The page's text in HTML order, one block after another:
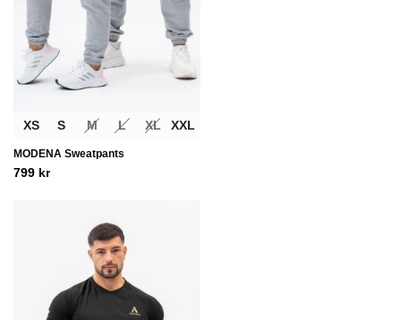
XS S M L XL XXL
MODENA Sweatpants
799 kr